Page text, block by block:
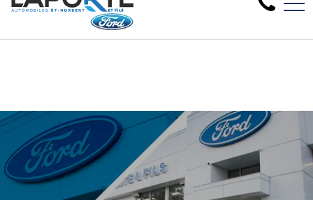
Nous avons besoin de véhicules
1881 Rue Principale, Saint-Norbert, QC, CA J0K 3C0
EN